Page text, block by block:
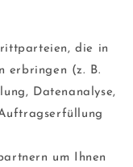
die in
erbringen (z. B.
Datenanalyse,
um Ihnen